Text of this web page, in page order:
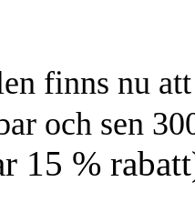
finns nu
och sen
15 %